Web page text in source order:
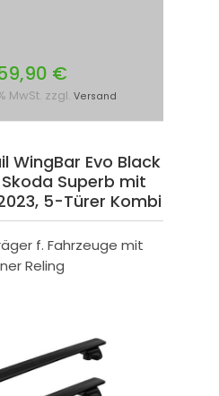
€
MwSt. zzgl. Versand
WingBar Evo Black
Superb mit
5-Türer Kombi
f. Fahrzeuge mit
Reling